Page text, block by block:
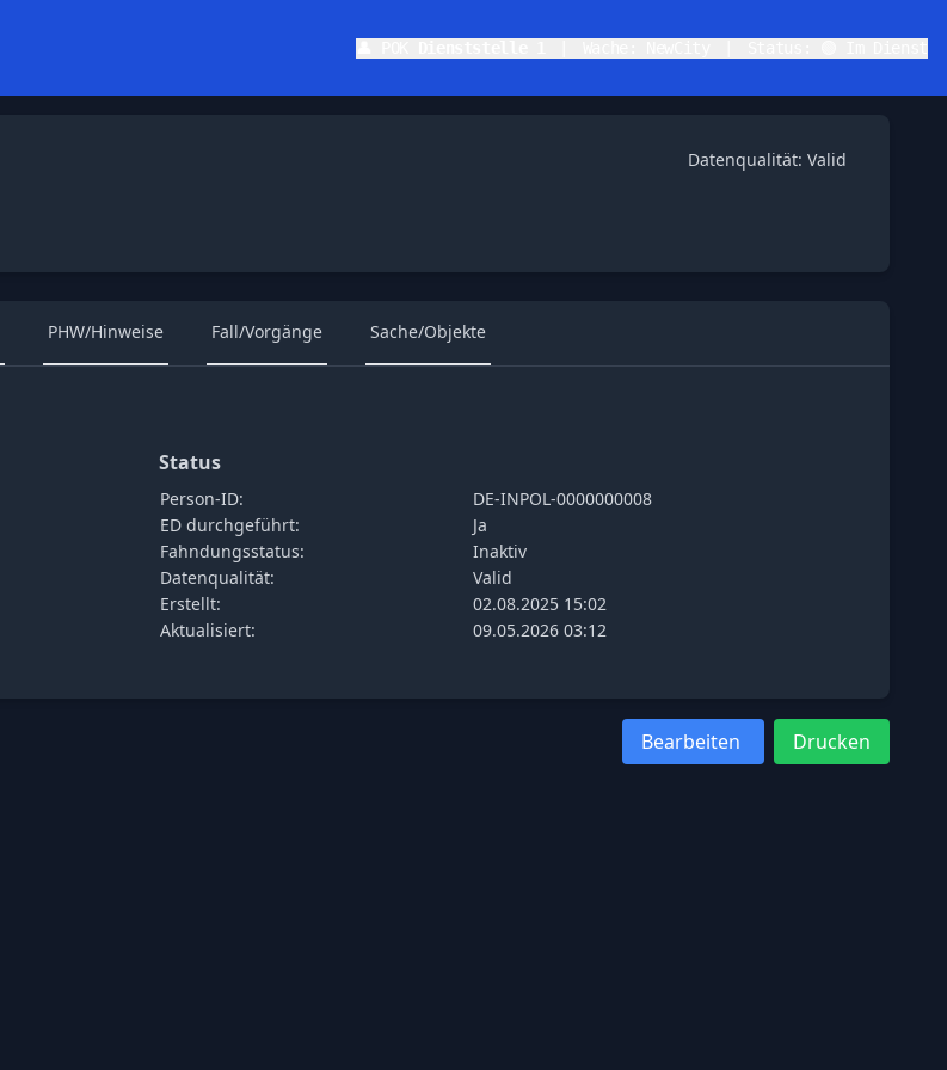
Datenqualität: Valid
PHW/Hinweise Fall/Vorgänge Sache/Objekte
Status
Person-ID:
DE-INPOL-0000000008
ED durchgeführt:
Ja
Fahndungsstatus:
Inaktiv
Datenqualität:
Valid
Erstellt:
02.08.2025 15:02
Aktualisiert:
09.05.2026 03:12
Bearbeiten Drucken